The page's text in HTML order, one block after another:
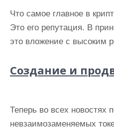
Что самое главное в
Это его репутация. В
это вложение с высоким
Создание и
Теперь во всех новостях
невзаимозаменяемых